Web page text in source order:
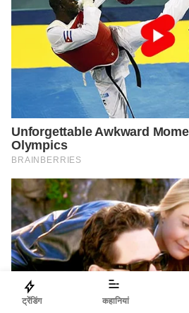
ट्रेंडिंग कहानियां